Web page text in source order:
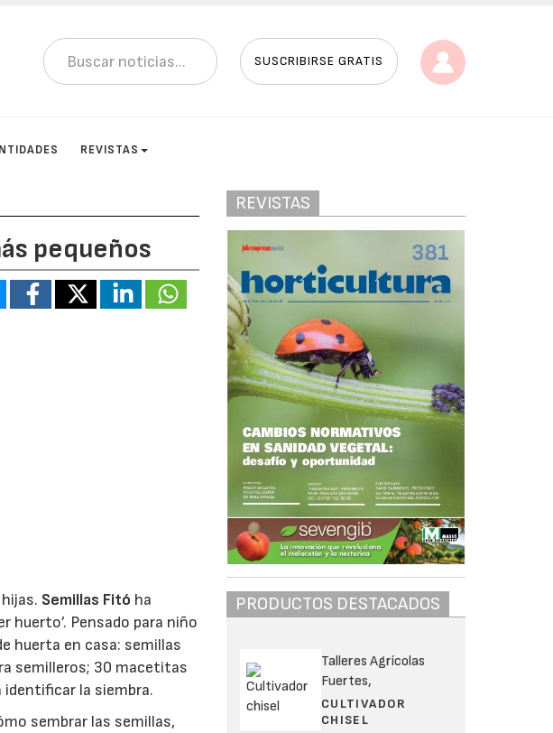
SUSCRIBIRSE GRATIS
REVISTAS
pequeños
Semillas Fitó ha
huerto’. Pensado para niño
huerta en casa: semillas
semilleros; 30 macetitas
identificar la siembra.
sembrar las semillas,
REVISTAS
PRODUCTOS DESTACADOS
Talleres Agrícolas
Fuertes,
CULTIVADOR
CHISEL